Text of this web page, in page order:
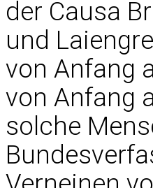
der Causa
und
von Anfang
von Anfang
solche